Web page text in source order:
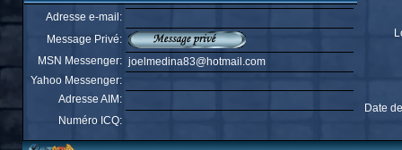
Date
Adresse e-mail:
Message Privé:
MSN Messenger: joelmedina83@hotmail.com
Yahoo Messenger:
Adresse AIM:
Numéro ICQ: